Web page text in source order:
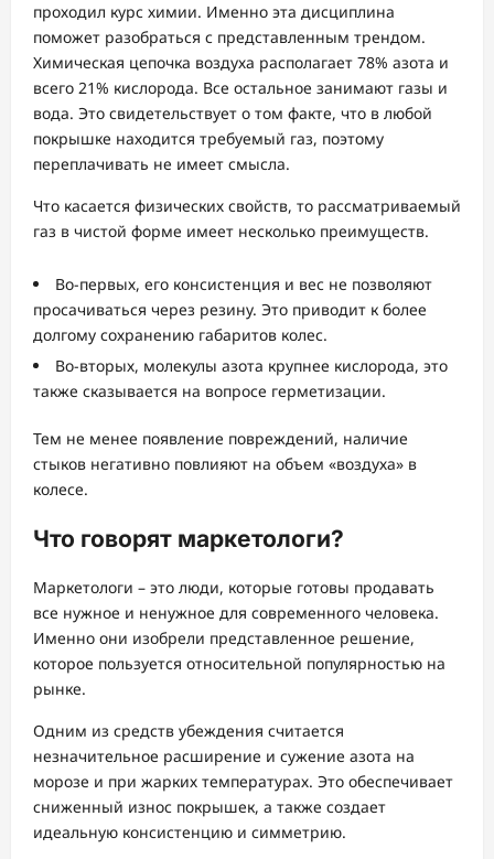
проходил курс химии. Именно эта дисциплина
поможет разобраться с представленным трендом.
Химическая цепочка воздуха располагает 78% азота и
всего 21% кислорода. Все остальное занимают газы и
вода. Это свидетельствует о том факте, что в любой
покрышке находится требуемый газ, поэтому
переплачивать не имеет смысла.
Что касается физических свойств, то рассматриваемый
газ в чистой форме имеет несколько преимуществ.
Во-первых, его консистенция и вес не позволяют
просачиваться через резину. Это приводит к более
долгому сохранению габаритов колес.
Во-вторых, молекулы азота крупнее кислорода, это
также сказывается на вопросе герметизации.
Тем не менее появление повреждений, наличие
стыков негативно повлияют на объем «воздуха» в
колесе.
Что говорят маркетологи?
Маркетологи – это люди, которые готовы продавать
все нужное и ненужное для современного человека.
Именно они изобрели представленное решение,
которое пользуется относительной популярностью на
рынке.
Одним из средств убеждения считается
незначительное расширение и сужение азота на
морозе и при жарких температурах. Это обеспечивает
сниженный износ покрышек, а также создает
идеальную консистенцию и симметрию.